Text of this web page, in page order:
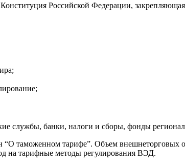
Российской Федерации,
службы, банки, налоги и сборы, фонды
таможенном тарифе”. Объем внешнеторговых
на тарифные методы регулирования ВЭД.